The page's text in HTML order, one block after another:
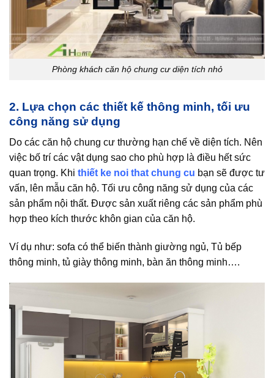
Phòng khách căn hộ chung cư diện tích nhỏ
2. Lựa chọn các thiết kế thông minh, tối ưu
công năng sử dụng
Do các căn hộ chung cư thường hạn chế về diện tích. Nên
việc bố trí các vật dụng sao cho phù hợp là điều hết sức
quan trọng. Khi thiết ke noi that chung cu bạn sẽ được tư
vấn, lên mẫu căn hộ. Tối ưu công năng sử dụng của các
sản phẩm nội thất. Được sản xuất riêng các sản phẩm phù
hợp theo kích thước khôn gian của căn hộ.
Ví dụ như: sofa có thể biến thành giường ngủ, Tủ bếp
thông minh, tủ giày thông minh, bàn ăn thông minh….